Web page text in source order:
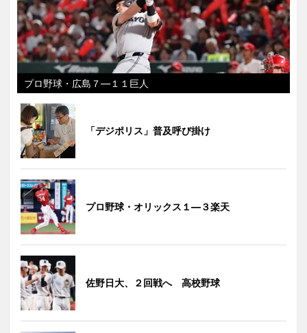
プロ野球・広島７―１１巨人
「デジポリス」普及呼び掛け
プロ野球・オリックス１―３楽天
佐野日大、２回戦へ 高校野球